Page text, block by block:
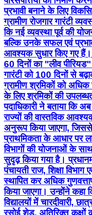
प्रभावी बनाने के लिए
ग्रामीण रोजगार गारंटी
कि नई व्यवस्था पूर्व की
बल्कि उनके सफल एवं
आवश्यक सुधार किए गए हैं।
60 दिनों का "लीव पीरियड"
गारंटी को 100 दिनों से
ग्रामीण श्रमिकों को अधिक
के लिए श्रमिकों की
पदाधिकारी ने बताया कि
राज्यों की वास्तविक
अनुरूप किया जाएगा,
प्राथमिकता के आधार पर
विभागों की योजनाओं के
सुदृढ़ किया गया है।
पंचायती राज, शिक्षा
स्थापित कर अधिक
किया जाएगा। उन्होंने कहा
विद्यालयों में चारदीवारी,
रसोई शेड, अतिरिक्त कक्षों